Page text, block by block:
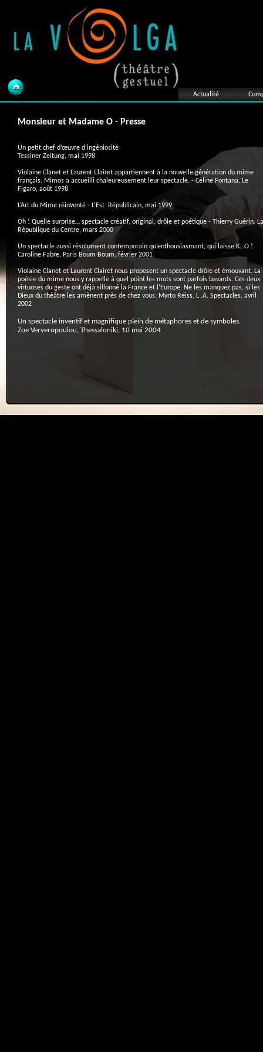
Monsieur et Madame O - Presse
Un petit chef d’œuvre d’ingéniosité
Tessiner Zeitung, mai 1998
Violaine Clanet et Laurent Clairet appartiennent à la nouvelle génération du mime
français. Mimos a accueilli chaleureusement leur spectacle. - Céline Fontana, Le
Figaro, août 1998
L’Art du Mime réinventé - L’Est Républicain, mai 1999
Oh ! Quelle surprise… spectacle créatif, original, drôle et poétique - Thierry Guérin, La
République du Centre, mars 2000
Un spectacle aussi résolument contemporain qu’enthousiasmant, qui laisse K…O !
Caroline Fabre, Paris Boum Boum, février 2001
Violaine Clanet et Laurent Clairet nous proposent un spectacle drôle et émouvant. La
poésie du mime nous y rappelle à quel point les mots sont parfois bavards. Ces deux
virtuoses du geste ont déjà sillonné la France et l'Europe. Ne les manquez pas, si les
Dieux du théâtre les amènent près de chez vous. Myrto Reiss, L .A. Spectacles, avril
2002
Un spectacle inventif et magnifique plein de métaphores et de symboles.
Zoe Ververopoulou, Thessaloniki, 10 mai 2004
Actualité